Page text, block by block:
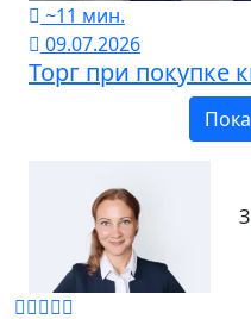
~11 мин.
09.07.2026
Торг при покупке